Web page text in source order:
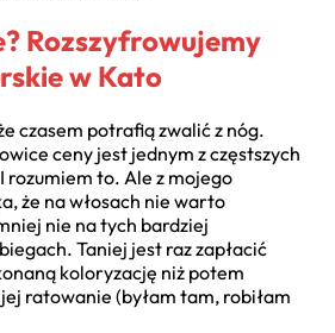
Rozszyfrowujemy
w Kato
czasem potrafią zwalić z nóg.
ceny jest jednym z częstszych
rozumiem to. Ale z mojego
że na włosach nie warto
nie na tych bardziej
Taniej jest raz zapłacić
koloryzację niż potem
ratowanie (byłam tam, robiłam